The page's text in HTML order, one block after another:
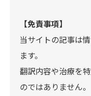
【免責事項】
当サイトの記事は
ます。
翻訳内容や治療を
のではありません。